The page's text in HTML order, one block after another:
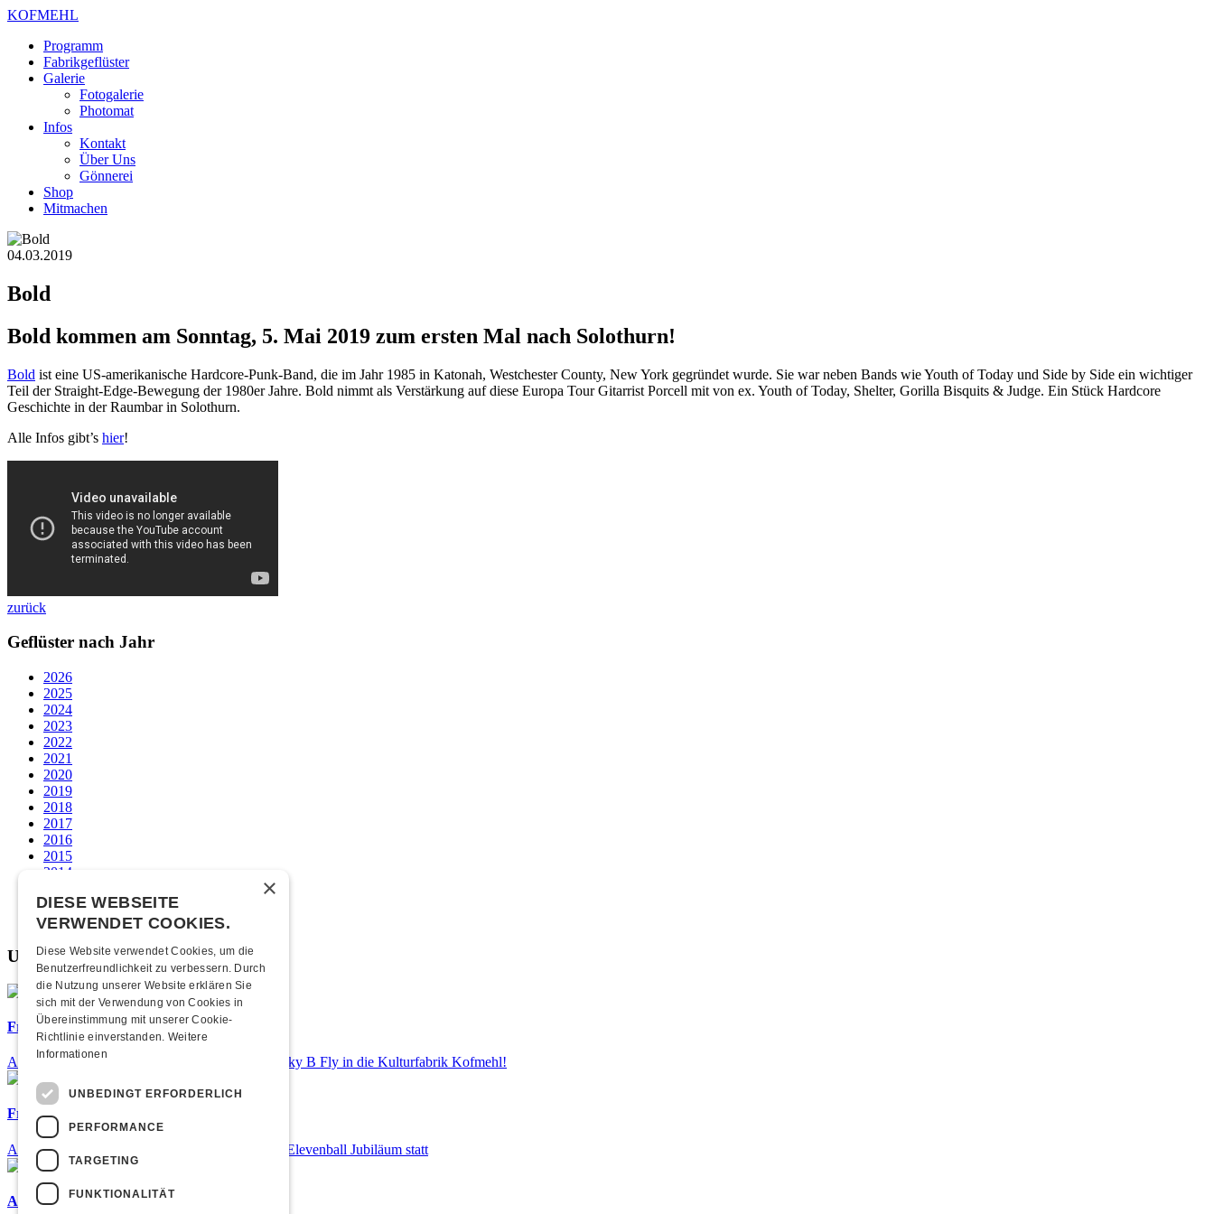
KOFMEHL
Programm
Fabrikgeflüster
Galerie
Fotogalerie
Photomat
Infos
Kontakt
Über Uns
Gönnerei
Shop
Mitmachen
04.03.2019
Bold
Bold kommen am Sonntag, 5. Mai 2019 zum ersten Mal nach Solothurn!
Bold ist eine US-amerikanische Hardcore-Punk-Band, die im Jahr 1985 in Katonah, Westchester County, New York gegründet wurde. Sie war neben Bands wie Youth of Today und Side by Side ein wichtiger
Teil der Straight-Edge-Bewegung der 1980er Jahre. Bold nimmt als Verstärkung auf diese Europa Tour Gitarrist Porcell mit von ex. Youth of Today, Shelter, Gorilla Bisquits & Judge. Ein Stück Hardcore
Geschichte in der Raumbar in Solothurn.
Alle Infos gibt’s hier!
zurück
Geflüster nach Jahr
2026
2025
2024
2023
2022
2021
2020
2019
2018
2017
2016
2015
2014
2012
2011
Unsere beliebtesten
Frisch bestätigt: Nicky B Fly
Am Donnerstag, 05. November 2026 kommt Nicky B Fly in die Kulturfabrik Kofmehl!
Frisch bestätigt: 25 Jahre Elevenball
Am Samstag, 26. September 2026 findet das 25. Elevenball Jubiläum statt
Airbourne - Special Summer Show
×
DIESE WEBSEITE
VERWENDET COOKIES.
Diese Website verwendet Cookies, um die
Benutzerfreundlichkeit zu verbessern. Durch
die Nutzung unserer Website erklären Sie
sich mit der Verwendung von Cookies in
Übereinstimmung mit unserer Cookie-
Richtlinie einverstanden. Weitere
Informationen
UNBEDINGT ERFORDERLICH
PERFORMANCE
TARGETING
FUNKTIONALITÄT